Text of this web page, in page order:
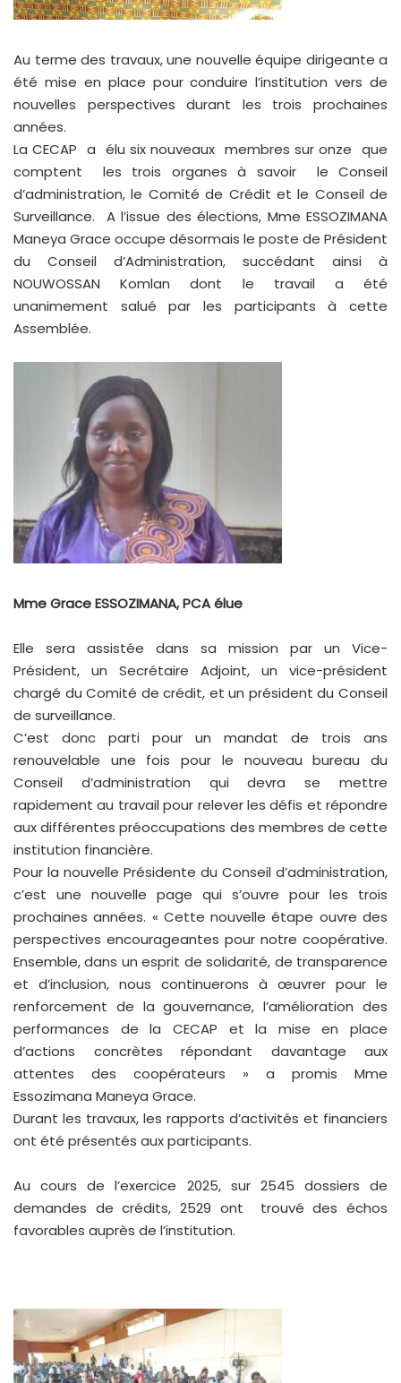
Au terme des travaux, une nouvelle équipe dirigeante a
été mise en place pour conduire l’institution vers de
nouvelles perspectives durant les trois prochaines
années.
La CECAP a élu six nouveaux membres sur onze que
comptent les trois organes à savoir le Conseil
d’administration, le Comité de Crédit et le Conseil de
Surveillance. A l’issue des élections, Mme ESSOZIMANA
Maneya Grace occupe désormais le poste de Président
du Conseil d’Administration, succédant ainsi à
NOUWOSSAN Komlan dont le travail a été
unanimement salué par les participants à cette
Assemblée.
Mme Grace ESSOZIMANA, PCA élue
Elle sera assistée dans sa mission par un Vice-
Président, un Secrétaire Adjoint, un vice-président
chargé du Comité de crédit, et un président du Conseil
de surveillance.
C’est donc parti pour un mandat de trois ans
renouvelable une fois pour le nouveau bureau du
Conseil d’administration qui devra se mettre
rapidement au travail pour relever les défis et répondre
aux différentes préoccupations des membres de cette
institution financière.
Pour la nouvelle Présidente du Conseil d’administration,
c’est une nouvelle page qui s’ouvre pour les trois
prochaines années. « Cette nouvelle étape ouvre des
perspectives encourageantes pour notre coopérative.
Ensemble, dans un esprit de solidarité, de transparence
et d’inclusion, nous continuerons à œuvrer pour le
renforcement de la gouvernance, l’amélioration des
performances de la CECAP et la mise en place
d’actions concrètes répondant davantage aux
attentes des coopérateurs » a promis Mme
Essozimana Maneya Grace.
Durant les travaux, les rapports d’activités et financiers
ont été présentés aux participants.
Au cours de l’exercice 2025, sur 2545 dossiers de
demandes de crédits, 2529 ont trouvé des échos
favorables auprès de l’institution.